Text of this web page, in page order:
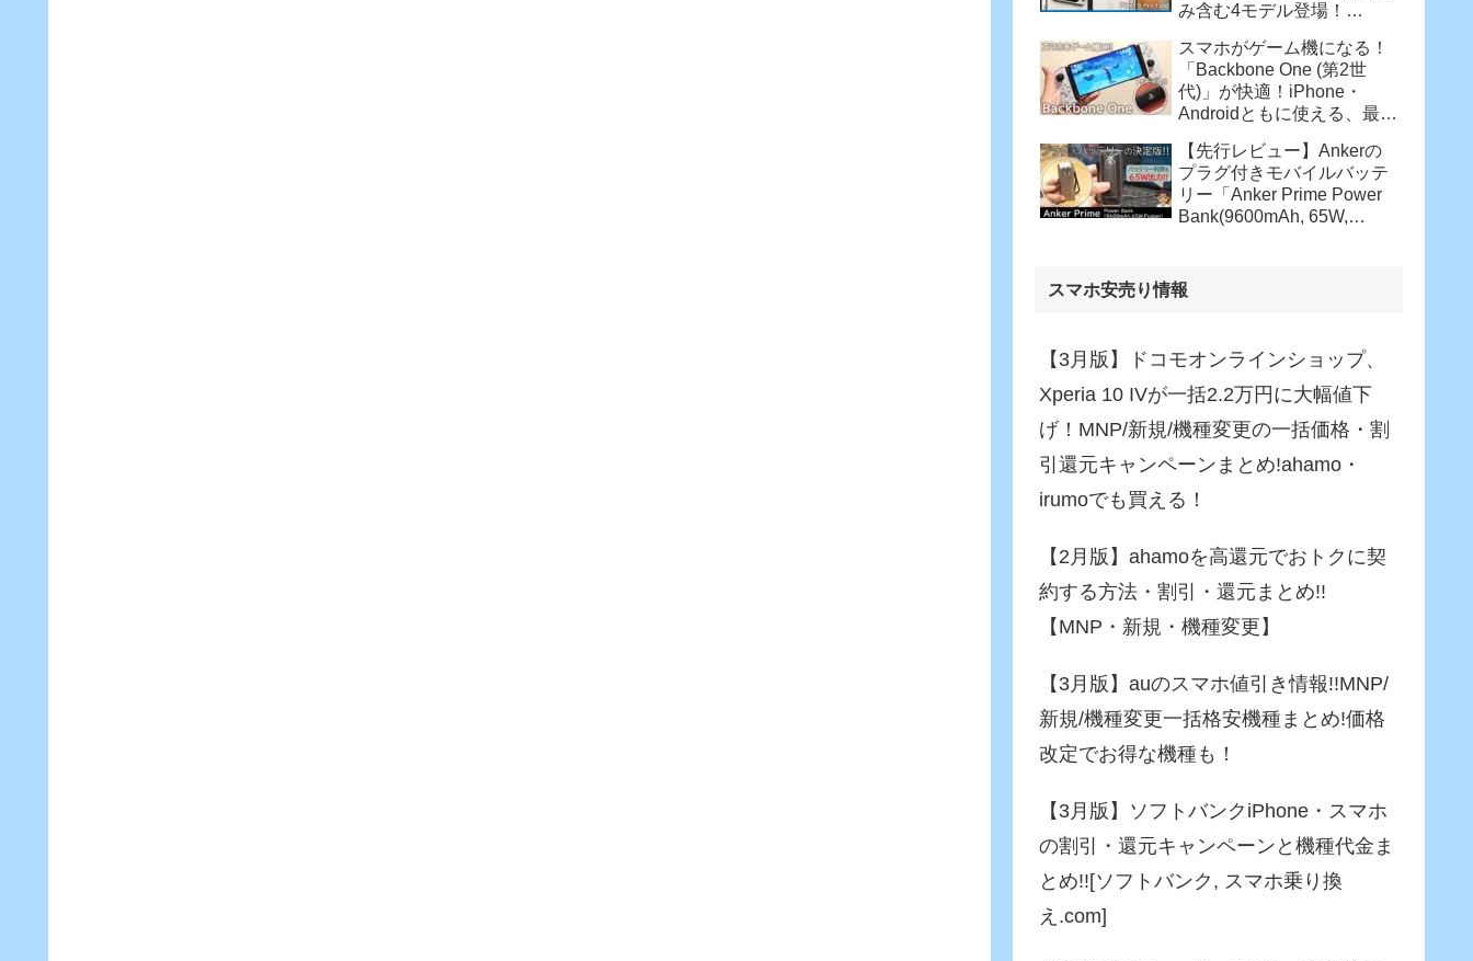
み含む4モデル登場！
XL・Pixel 9 Pro Fold】
スマホがゲーム機になる！
「Backbone One (第2世
代)」が快適！iPhone・
Androidともに使える、最強
【先行レビュー】Ankerの
プラグ付きモバイルバッテ
リー「Anker Prime Power
Bank(9600mAh, 65W,
電！
スマホ安売り情報
【3月版】ドコモオンラインショップ、
Xperia 10 IVが一括2.2万円に大幅値下
げ！MNP/新規/機種変更の一括価格・割
引還元キャンペーンまとめ!ahamo・
irumoでも買える！
【2月版】ahamoを高還元でおトクに契
約する方法・割引・還元まとめ!!
【MNP・新規・機種変更】
【3月版】auのスマホ値引き情報!!MNP/
新規/機種変更一括格安機種まとめ!価格
改定でお得な機種も！
【3月版】ソフトバンクiPhone・スマホ
の割引・還元キャンペーンと機種代金ま
とめ!![ソフトバンク, スマホ乗り換
え.com]